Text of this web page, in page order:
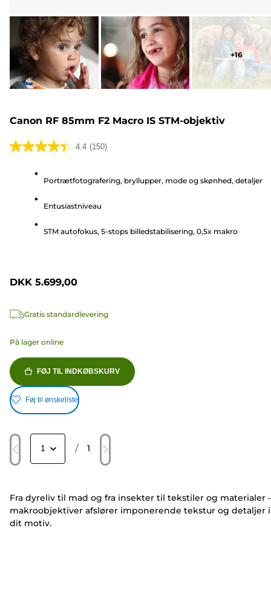
+16
Canon RF 85mm F2 Macro IS STM-objektiv
4.4 (150)
4.4
stjerner.
Portrætfotografering, bryllupper, mode og skønhed, detaljer
Entusiastniveau
STM autofokus, 5-stops billedstabilisering, 0,5x makro
DKK 5.699,00
Gratis standardlevering
På lager online
FØJ TIL INDKØBSKURV
Føj til ønskeliste
/ 1
Fra dyreliv til mad og fra insekter til tekstiler og materialer
makroobjektiver afslører imponerende tekstur og detaljer i
dit motiv.